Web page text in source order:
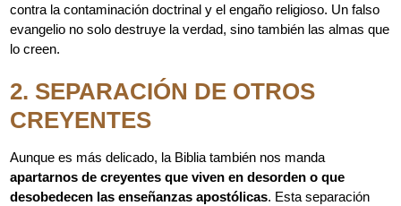
contra la contaminación doctrinal y el engaño religioso. Un falso
evangelio no solo destruye la verdad, sino también las almas que
lo creen.
2. SEPARACIÓN DE OTROS
CREYENTES
Aunque es más delicado, la Biblia también nos manda
apartarnos de creyentes que viven en desorden o que
desobedecen las enseñanzas apostólicas. Esta separación